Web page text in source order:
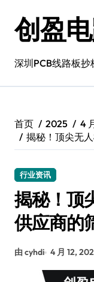
创盈
深圳PCB线路板
首页 2025 4
揭秘！顶尖无
行业资讯
揭秘！顶
供应商的
由 cyhdi 4 月 12,